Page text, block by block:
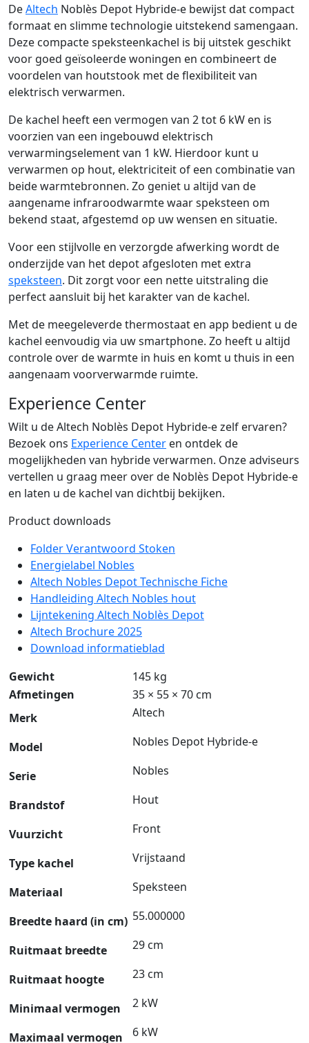
DeAltech Noblès Depot Hybride-e bewijst dat compact
formaat en slimme technologie uitstekend samengaan.
Deze compacte speksteenkachel is bij uitstek geschikt
voor goed geïsoleerde woningen en combineert de
voordelen van houtstook met de flexibiliteit van
elektrisch verwarmen.
De kachel heeft een vermogen van 2 tot 6 kW en is
voorzien van een ingebouwd elektrisch
verwarmingselement van 1 kW. Hierdoor kunt u
verwarmen op hout, elektriciteit of een combinatie van
beide warmtebronnen. Zo geniet u altijd van de
aangename infraroodwarmte waar speksteen om
bekend staat, afgestemd op uw wensen en situatie.
Voor een stijlvolle en verzorgde afwerking wordt de
onderzijde van het depot afgesloten met extra
speksteen. Dit zorgt voor een nette uitstraling die
perfect aansluit bij het karakter van de kachel.
Met de meegeleverde thermostaat en app bedient u de
kachel eenvoudig via uw smartphone. Zo heeft u altijd
controle over de warmte in huis en komt u thuis in een
aangenaam voorverwarmde ruimte.
Experience Center
Wilt u de Altech Noblès Depot Hybride-e zelf ervaren?
Bezoek ons Experience Center en ontdek de
mogelijkheden van hybride verwarmen. Onze adviseurs
vertellen u graag meer over de Noblès Depot Hybride-e
en laten u de kachel van dichtbij bekijken.
Product downloads
Folder Verantwoord Stoken
Energielabel Nobles
Altech Nobles Depot Technische Fiche
Handleiding Altech Nobles hout
Lijntekening Altech Noblès Depot
Altech Brochure 2025
Download informatieblad
Gewicht
145 kg
Afmetingen
35 × 55 × 70 cm
Merk
Altech
Model Nobles Depot Hybride-e
Serie Nobles
Brandstof Hout
Vuurzicht Front
Type kachel Vrijstaand
Materiaal Speksteen
Breedte haard (in cm) 55.000000
Ruitmaat breedte 29 cm
Ruitmaat hoogte 23 cm
Minimaal vermogen 2 kW
Maximaal vermogen 6 kW